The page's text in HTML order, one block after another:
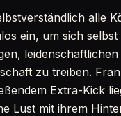
alle
ein, um sich selbst
zu treiben.
Extra-Kick
Lust mit ihrem